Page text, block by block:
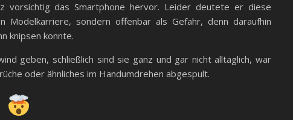
vorsichtig das Smartphone hervor. Leider deutete er diese
Modelkarriere, sondern offenbar als Gefahr, denn daraufhin
knipsen konnte.
geben, schließlich sind sie ganz und gar nicht alltäglich, war
oder ähnliches im Handumdrehen abgespult.